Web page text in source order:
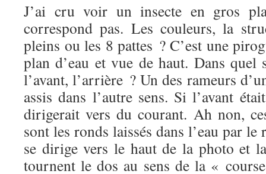
J’ai cru voir un insecte en gros
correspond pas. Les couleurs, la
pleins ou les 8 pattes ? C’est une
plan d’eau et vue de haut. Dans quel
l’avant, l’arrière ? Un des rameurs
assis dans l’autre sens. Si l’avant
dirigerait vers du courant. Ah non,
sont les ronds laissés dans l’eau par
se dirige vers le haut de la photo et
tournent le dos au sens de la «